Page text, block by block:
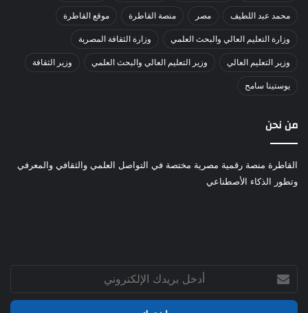
محمد عبد اللطيف مصر منصة القاطرة موقع القاطرة
وزارة التعليم العالي والبحث العلمي وزارة الثقافة المصرية
وزير التعليم العالي وزير التعليم العالي والبحث العلمي وزير الثقافة
يوستينا سامح
من نحن
القاطرة منصة رقمية مصرية مختصة في التواصل العلمي والثقافي والمعرفي
وتطور الذكاء الأصطناعي
بريدك
الإلكتروني